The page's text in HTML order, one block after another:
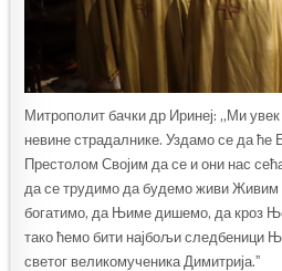
Митрополит бачки др Иринеј: „Ми
невине страдалнике. Уздамо се да
Престолом Својим да се и они нас
да се трудимо да будемо живи
богатимо, да Њиме дишемо, да кроз
тако ћемо бити најбољи следбеници
светог великомученика Димитрија.ˮ